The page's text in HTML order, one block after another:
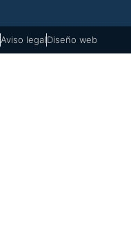
Aviso legalDiseño web